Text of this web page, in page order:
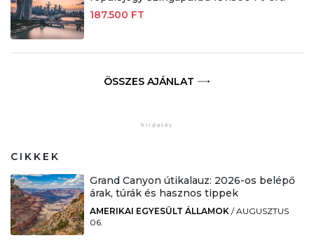
187.500 FT
ÖSSZES AJÁNLAT
CIKKEK
Grand Canyon útikalauz: 2026-os belépő
árak, túrák és hasznos tippek
AMERIKAI EGYESÜLT ÁLLAMOK /AUGUSZTUS
06.